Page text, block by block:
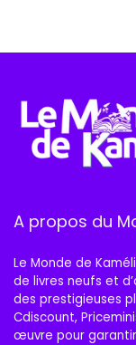
A propos du
Le Monde de
de livres neufs et
des prestigieuses
Cdiscount,
œuvre pour